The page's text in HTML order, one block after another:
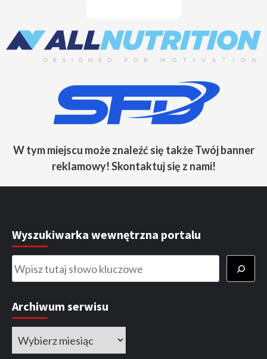
W tym miejscu może znaleźć się także Twój banner
reklamowy! Skontaktuj się z nami!
Wyszukiwarka wewnętrzna portalu
Szukaj
Archiwum serwisu